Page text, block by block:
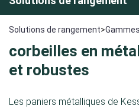
Solutions de rangement>
corbeilles en
et robustes
Les paniers métalliques de